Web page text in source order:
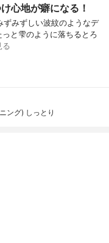
心地が癖になる！
ずみずしい波紋のようなデ
と雫のように落ちるとろ
る
ング) しっとり